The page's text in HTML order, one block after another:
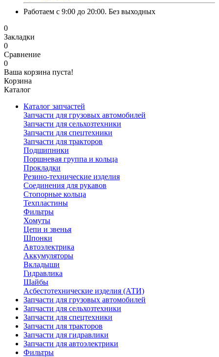
Работаем с 9:00 до 20:00. Без выходных
0
Закладки
0
Сравнение
0
Ваша корзина пуста!
Корзина
Каталог
Каталог запчастей
Запчасти для грузовых автомобилей
Запчасти для сельхозтехники
Запчасти для спецтехники
Запчасти для тракторов
Подшипники
Поршневая группа и кольца
Прокладки
Резино-технические изделия
Соединения для рукавов
Стопорные кольца
Техпластины
Фильтры
Хомуты
Цепи и звенья
Шпонки
Автоэлектрика
Аккумуляторы
Вкладыши
Гидравлика
Шайбы
Асбестотехнические изделия (АТИ)
Запчасти для грузовых автомобилей
Запчасти для сельхозтехники
Запчасти для спецтехники
Запчасти для тракторов
Запчасти для гидравлики
Запчасти для автоэлектрики
Фильтры